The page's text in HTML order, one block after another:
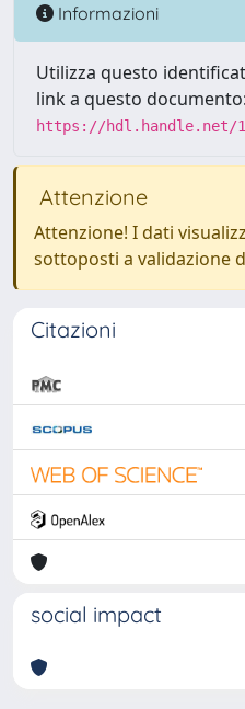
Informazioni
Utilizza questo
link a questo documento:
https://hdl.handle.net/
Attenzione
Attenzione! I dati
sottoposti a validazione
Citazioni
social impact